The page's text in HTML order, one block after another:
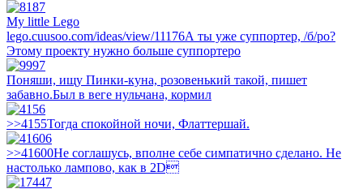
My little Lego
lego.cuusoo.com/ideas/view/11176А ты уже суппортер, /б/ро?
Этому проекту нужно больше суппортеро
Поняши, ищу Пинки-куна, розовенький такой, пишет
забавно.Был в веге нульчана, кормил
>>4155Тогда спокойной ночи, Флаттершай.
>>41600Не соглашусь, вполне себе симпатично сделано. Не
настолько лампово, как в 2D